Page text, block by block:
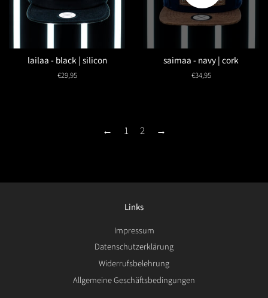
lailaa - black | silicon
Normaler
€29,95
saimaa - navy | cork
Normaler
€34,95
← 1 2 →
Links
Impressum
Datenschutzerklärung
Widerrufsbelehrung
Allgemeine Geschäftsbedingungen